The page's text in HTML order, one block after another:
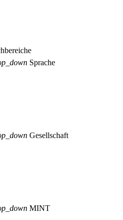
Sprache
Gesellschaft
MINT